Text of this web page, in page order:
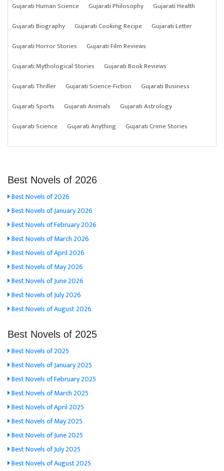
Gujarati Human Science
Gujarati Philosophy
Gujarati Health
Gujarati Biography
Gujarati Cooking Recipe
Gujarati Letter
Gujarati Horror Stories
Gujarati Film Reviews
Gujarati Mythological Stories
Gujarati Book Reviews
Gujarati Thriller
Gujarati Science-Fiction
Gujarati Business
Gujarati Sports
Gujarati Animals
Gujarati Astrology
Gujarati Science
Gujarati Anything Gujarati Crime Stories
Best Novels of 2026
Best Novels of 2026
Best Novels of January 2026
Best Novels of February 2026
Best Novels of March 2026
Best Novels of April 2026
Best Novels of May 2026
Best Novels of June 2026
Best Novels of July 2026
Best Novels of August 2026
Best Novels of 2025
Best Novels of 2025
Best Novels of January 2025
Best Novels of February 2025
Best Novels of March 2025
Best Novels of April 2025
Best Novels of May 2025
Best Novels of June 2025
Best Novels of July 2025
Best Novels of August 2025